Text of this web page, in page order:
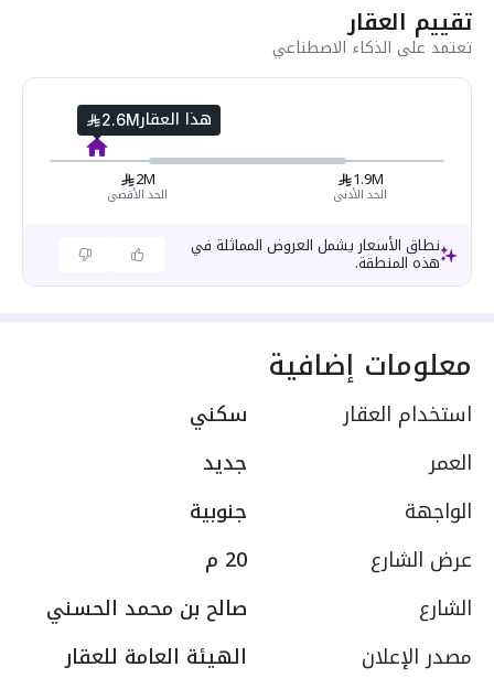
تقييم العقار
تعتمد على الذكاء الاصطناعي
هذا العقار2.6M
1.9M
الحد الأدنى
2M
الحد الأقصى
نطاق الأسعار يشمل العروض المماثلة في
هذه المنطقة.
معلومات إضافية
استخدام العقار
سكني
العمر
جديد
الواجهة
جنوبية
عرض الشارع
20 م
الشارع
صالح بن محمد الحسني
مصدر الإعلان
الهيئة العامة للعقار